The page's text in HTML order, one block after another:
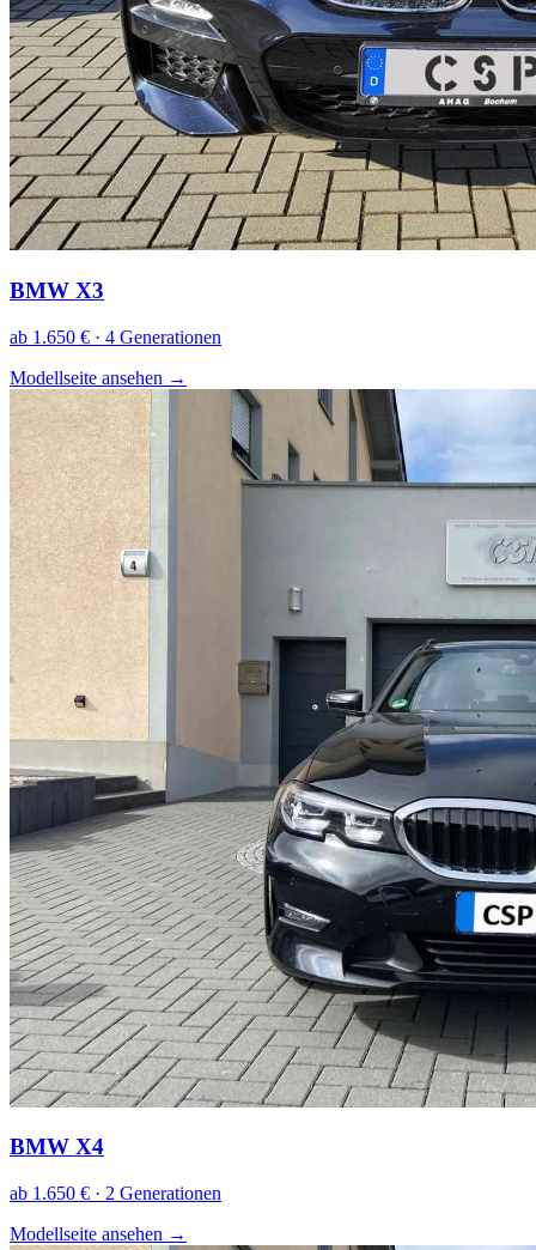
BMW X3
ab 1.650 € · 4 Generationen
Modellseite ansehen →
BMW X4
ab 1.650 € · 2 Generationen
Modellseite ansehen →